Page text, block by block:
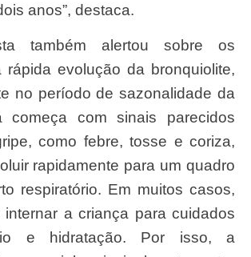
anos”, destaca.
rápida evolução da bronquiolite,
no período de sazonalidade da
começa com sinais parecidos
como febre, tosse e coriza,
rapidamente para um quadro
respiratório. Em muitos casos,
a criança para cuidados
e hidratação. Por isso, a